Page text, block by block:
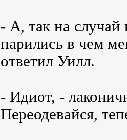
- А, так на
парились в чем
ответил Уилл.
- Идиот, -
Переодевайся,